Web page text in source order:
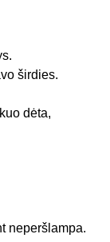
širdies.
dėta,
neperšlampa.